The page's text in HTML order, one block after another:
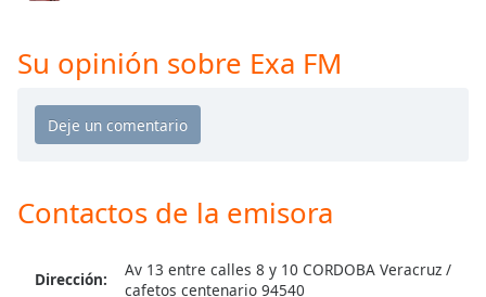
Color
Color
Su opinión sobre Exa FM
Contactos de la emisora
Dirección:
Av 13 entre calles 8 y 10 CORDOBA Veracruz /
cafetos centenario 94540